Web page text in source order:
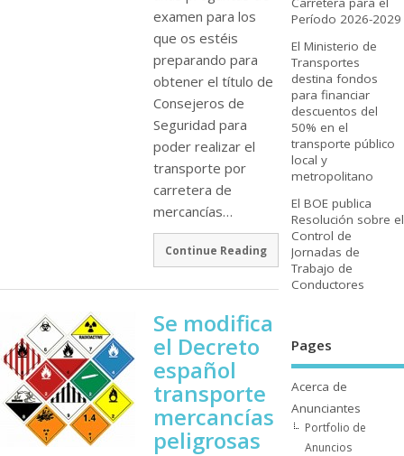
examen para los
que os estéis
preparando para
obtener el tí­tulo de
Consejeros de
Seguridad para
poder realizar el
transporte por
carretera de
mercancí­as…
Continue Reading
Se modifica
el Decreto
español
transporte
mercancí­as
peligrosas
Período 2026-2029
El Ministerio de
Transportes
destina fondos
para financiar
descuentos del
50% en el
transporte público
local y
metropolitano
El BOE publica
Resolución sobre el
Control de
Jornadas de
Trabajo de
Conductores
Pages
Acerca de
Anunciantes
Portfolio de
Anuncios